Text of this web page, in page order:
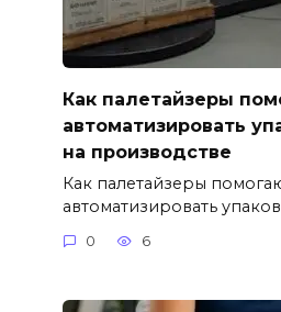
Как палетайзеры
автоматизировать
на производстве
Как палетайзеры
автоматизировать
0 6